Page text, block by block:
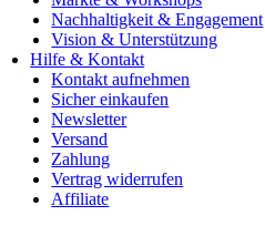
Nachhaltigkeit & Engagement
Vision & Unterstützung
Hilfe & Kontakt
Kontakt aufnehmen
Sicher einkaufen
Newsletter
Versand
Zahlung
Vertrag widerrufen
Affiliate